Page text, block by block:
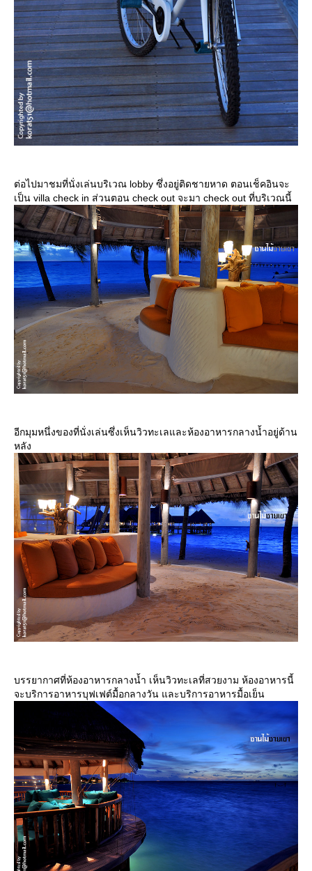
ต่อไปมาชมที่นั่งเล่นบริเวณ lobby ซึ่งอยู่ติดชายหาด ตอนเช็คอินจะ
เป็น villa check in ส่วนตอน check out จะมา check out ที่บริเวณนี้
อีกมุมหนึ่งของที่นั่งเล่นซึ่งเห็นวิวทะเลและห้องอาหารกลางน้ำอยู่ด้าน
หลัง
บรรยากาศที่ห้องอาหารกลางน้ำ เห็นวิวทะเลที่สวยงาม ห้องอาหารนี้
จะบริการอาหารบุฟเฟต์มื้อกลางวัน และบริการอาหารมื้อเย็น